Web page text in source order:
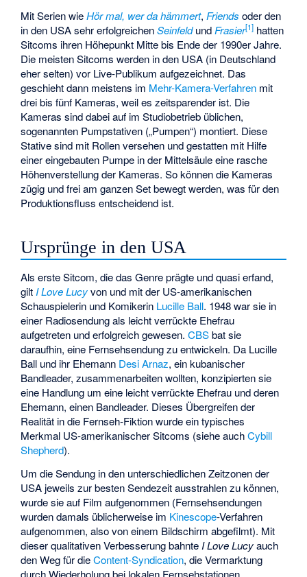
Mit Serien wieHör mal, wer da hämmert, Friends oder den
in den USA sehr erfolgreichenSeinfeldund Frasier[1] hatten
Sitcoms ihren Höhepunkt Mitte bis Ende der 1990er Jahre.
Die meisten Sitcoms werden in den USA (in Deutschland
eher selten) vor Live-Publikum aufgezeichnet. Das
geschieht dann meistens im Mehr-Kamera-Verfahren mit
drei bis fünf Kameras, weil es zeitsparender ist. Die
Kameras sind dabei auf im Studiobetrieb üblichen,
sogenannten Pumpstativen („Pumpen“) montiert. Diese
Stative sind mit Rollen versehen und gestatten mit Hilfe
einer eingebauten Pumpe in der Mittelsäule eine rasche
Höhenverstellung der Kameras. So können die Kameras
zügig und frei am ganzen Set bewegt werden, was für den
Produktionsfluss entscheidend ist.
Ursprünge in den USA
Als erste Sitcom, die das Genre prägte und quasi erfand,
gilt I Love Lucyvon und mit der US-amerikanischen
Schauspielerin und Komikerin Lucille Ball. 1948 war sie in
einer Radiosendung als leicht verrückte Ehefrau
aufgetreten und erfolgreich gewesen.CBSbat sie
daraufhin, eine Fernsehsendung zu entwickeln. Da Lucille
Ball und ihr Ehemann Desi Arnaz, ein kubanischer
Bandleader, zusammenarbeiten wollten, konzipierten sie
eine Handlung um eine leicht verrückte Ehefrau und deren
Ehemann, einen Bandleader. Dieses Übergreifen der
Realität in die Fernseh-Fiktion wurde ein typisches
Merkmal US-amerikanischer Sitcoms (siehe auchCybill
Shepherd).
Um die Sendung in den unterschiedlichen Zeitzonen der
USA jeweils zur besten Sendezeit ausstrahlen zu können,
wurde sie auf Film aufgenommen (Fernsehsendungen
wurden damals üblicherweise im Kinescope-Verfahren
aufgenommen, also von einem Bildschirm abgefilmt). Mit
dieser qualitativen Verbesserung bahnteI Love Lucyauch
den Weg für dieContent-Syndication, die Vermarktung
durch Wiederholung bei lokalen Fernsehstationen.